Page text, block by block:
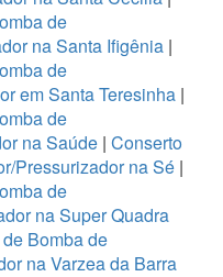
de
na Santa Ifigênia |
de
em Santa Teresinha|
de
na Saúde| Conserto
Pressurizador na Sé |
de
na Super Quadra
Bomba de
na Varzea da Barra